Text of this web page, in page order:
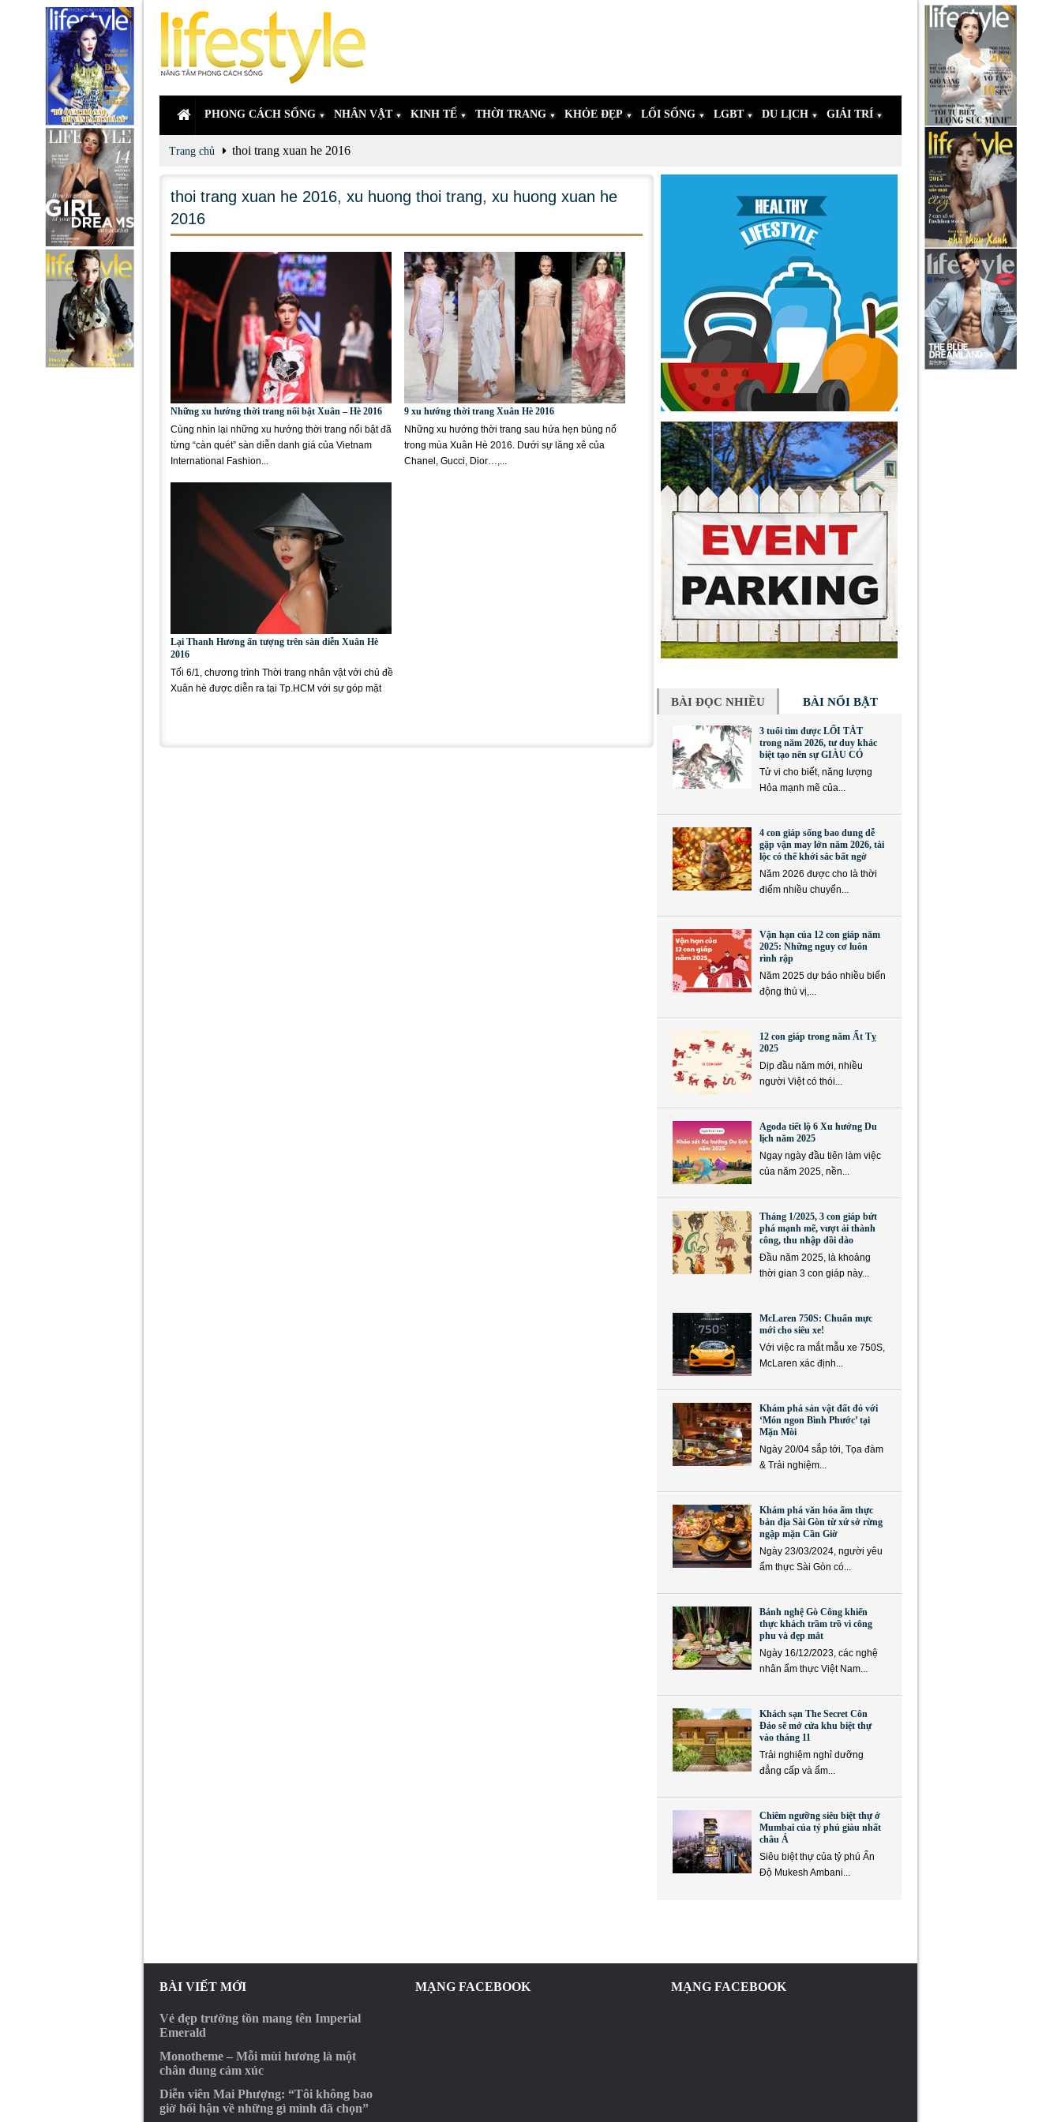
PHONG CÁCH SỐNG NHÂN VẬT KINH TẾ THỜI TRANG KHỎE ĐẸP LỐI SỐNG LGBT DU LỊCH GIẢI TRÍ
Trang chủ thoi trang xuan he 2016
thoi trang xuan he 2016, xu huong thoi trang, xu huong xuan he
2016
Những xu hướng thời trang nổi bật Xuân – Hè 2016
Cùng nhìn lại những xu hướng thời trang nổi bật đã
từng “càn quét” sàn diễn danh giá của Vietnam
International Fashion...
9 xu hướng thời trang Xuân Hè 2016
Những xu hướng thời trang sau hứa hẹn bùng nổ
trong mùa Xuân Hè 2016. Dưới sự lăng xê của
Chanel, Gucci, Dior…,...
Lại Thanh Hương ấn tượng trên sàn diễn Xuân Hè
2016
Tối 6/1, chương trình Thời trang nhân vật với chủ đề
Xuân hè được diễn ra tại Tp.HCM với sự góp mặt
BÀI ĐỌC NHIỀU BÀI NỔI BẬT
3 tuổi tìm được LỐI TẮT
trong năm 2026, tư duy khác
biệt tạo nên sự GIÀU CÓ
Tử vi cho biết, năng lượng
Hỏa mạnh mẽ của...
4 con giáp sống bao dung dễ
gặp vận may lớn năm 2026, tài
lộc có thể khởi sắc bất ngờ
Năm 2026 được cho là thời
điểm nhiều chuyển...
Vận hạn của 12 con giáp năm
2025: Những nguy cơ luôn
rình rập
Năm 2025 dự báo nhiều biến
động thú vị,...
12 con giáp trong năm Ất Tỵ
2025
Dịp đầu năm mới, nhiều
người Việt có thói...
Agoda tiết lộ 6 Xu hướng Du
lịch năm 2025
Ngay ngày đầu tiên làm việc
của năm 2025, nền...
Tháng 1/2025, 3 con giáp bứt
phá mạnh mẽ, vượt ải thành
công, thu nhập dồi dào
Đầu năm 2025, là khoảng
thời gian 3 con giáp này...
McLaren 750S: Chuẩn mực
mới cho siêu xe!
Với việc ra mắt mẫu xe 750S,
McLaren xác định...
Khám phá sản vật đất đỏ với
‘Món ngon Bình Phước’ tại
Mặn Mòi
Ngày 20/04 sắp tới, Tọa đàm
& Trải nghiệm...
Khám phá văn hóa ẩm thực
bản địa Sài Gòn từ xứ sở rừng
ngập mặn Cần Giờ
Ngày 23/03/2024, người yêu
ẩm thực Sài Gòn có...
Bánh nghệ Gò Công khiến
thực khách trầm trồ vì công
phu và đẹp mắt
Ngày 16/12/2023, các nghệ
nhân ẩm thực Việt Nam...
Khách sạn The Secret Côn
Đảo sẽ mở cửa khu biệt thự
vào tháng 11
Trải nghiệm nghỉ dưỡng
đẳng cấp và ẩm...
Chiêm ngưỡng siêu biệt thự ở
Mumbai của tỷ phú giàu nhất
châu Á
Siêu biệt thự của tỷ phú Ấn
Độ Mukesh Ambani...
BÀI VIẾT MỚI
Vẻ đẹp trường tồn mang tên Imperial
Emerald
Monotheme – Mỗi mùi hương là một
chân dung cảm xúc
Diễn viên Mai Phượng: “Tôi không bao
giờ hối hận về những gì mình đã chọn”
MẠNG FACEBOOK MẠNG FACEBOOK